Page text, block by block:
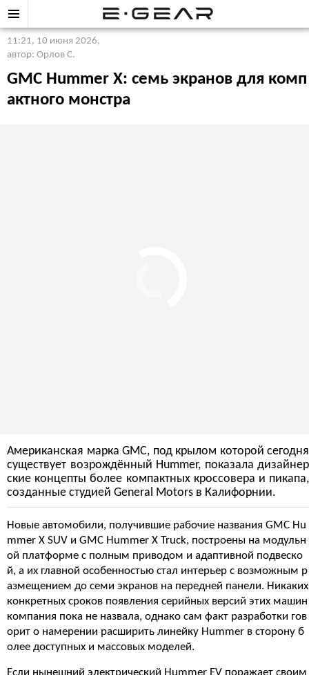
11:21, 10 июня 2026,
автор: Орлов С.
GMC Hummer X: семь экранов для комп
актного монстра
Американская марка GMC, под крылом которой сегодня
существует возрождённый Hummer, показала дизайнер
ские концепты более компактных кроссовера и пикапа,
созданные студией General Motors в Калифорнии.
Новые автомобили, получившие рабочие названия GMC Hu
mmer X SUV и GMC Hummer X Truck, построены на модульн
ой платформе с полным приводом и адаптивной подвеско
й, а их главной особенностью стал интерьер с возможным р
азмещением до семи экранов на передней панели. Никаких
конкретных сроков появления серийных версий этих машин
компания пока не назвала, однако сам факт разработки гов
орит о намерении расширить линейку Hummer в сторону б
олее доступных и массовых моделей.
Если нынешний электрический Hummer EV поражает своим